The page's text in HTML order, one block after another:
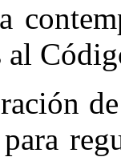
al